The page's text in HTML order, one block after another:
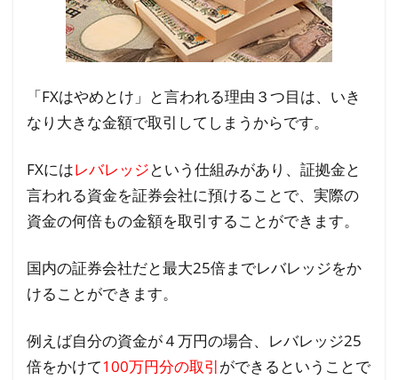
「FXはやめとけ」と言われる理由３つ目は、いき
なり大きな金額で取引してしまうからです。
FXにはレバレッジという仕組みがあり、証拠金と
言われる資金を証券会社に預けることで、実際の
資金の何倍もの金額を取引することができます。
国内の証券会社だと最大25倍までレバレッジをか
けることができます。
例えば自分の資金が４万円の場合、レバレッジ25
倍をかけて100万円分の取引ができるということで